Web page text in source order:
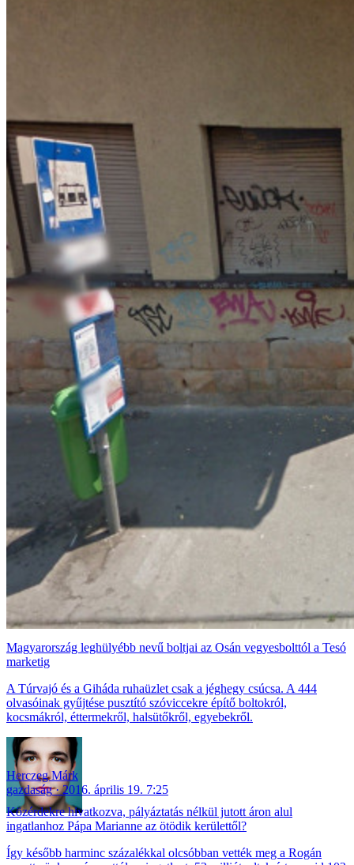
Magyarország leghülyébb nevű boltjai az Osán vegyesbolttól a Tesó
marketig
A Túrvajó és a Giháda ruhaüzlet csak a jéghegy csúcsa. A 444
olvasóinak gyűjtése pusztító szóviccekre építő boltokról,
kocsmákról, éttermekről, halsütőkről, egyebekről.
Herczeg Márk
gazdaság
2016. április 19. 7:25
Közérdekre hivatkozva, pályáztatás nélkül jutott áron alul
ingatlanhoz Pápa Marianne az ötödik kerülettől?
Így később harminc százalékkal olcsóbban vették meg a Rogán